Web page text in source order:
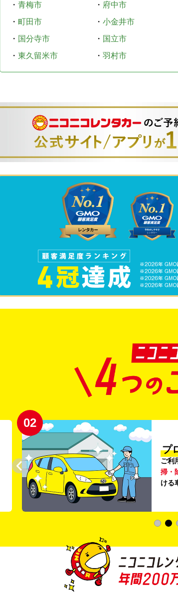
・ 青梅市 ・ 府中市
・ 町田市 ・ 小金井市
・ 国分寺市 ・ 国立市
・ 東久留米市 ・ 羽村市
02
プ
ご利
掃・
ける